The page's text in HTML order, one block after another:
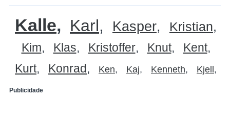
Kalle Karl Kasper Kristian
Kim Klas Kristoffer Knut
Kent
Kurt
Konrad Ken Kaj Kenneth Kjell
Publicidade